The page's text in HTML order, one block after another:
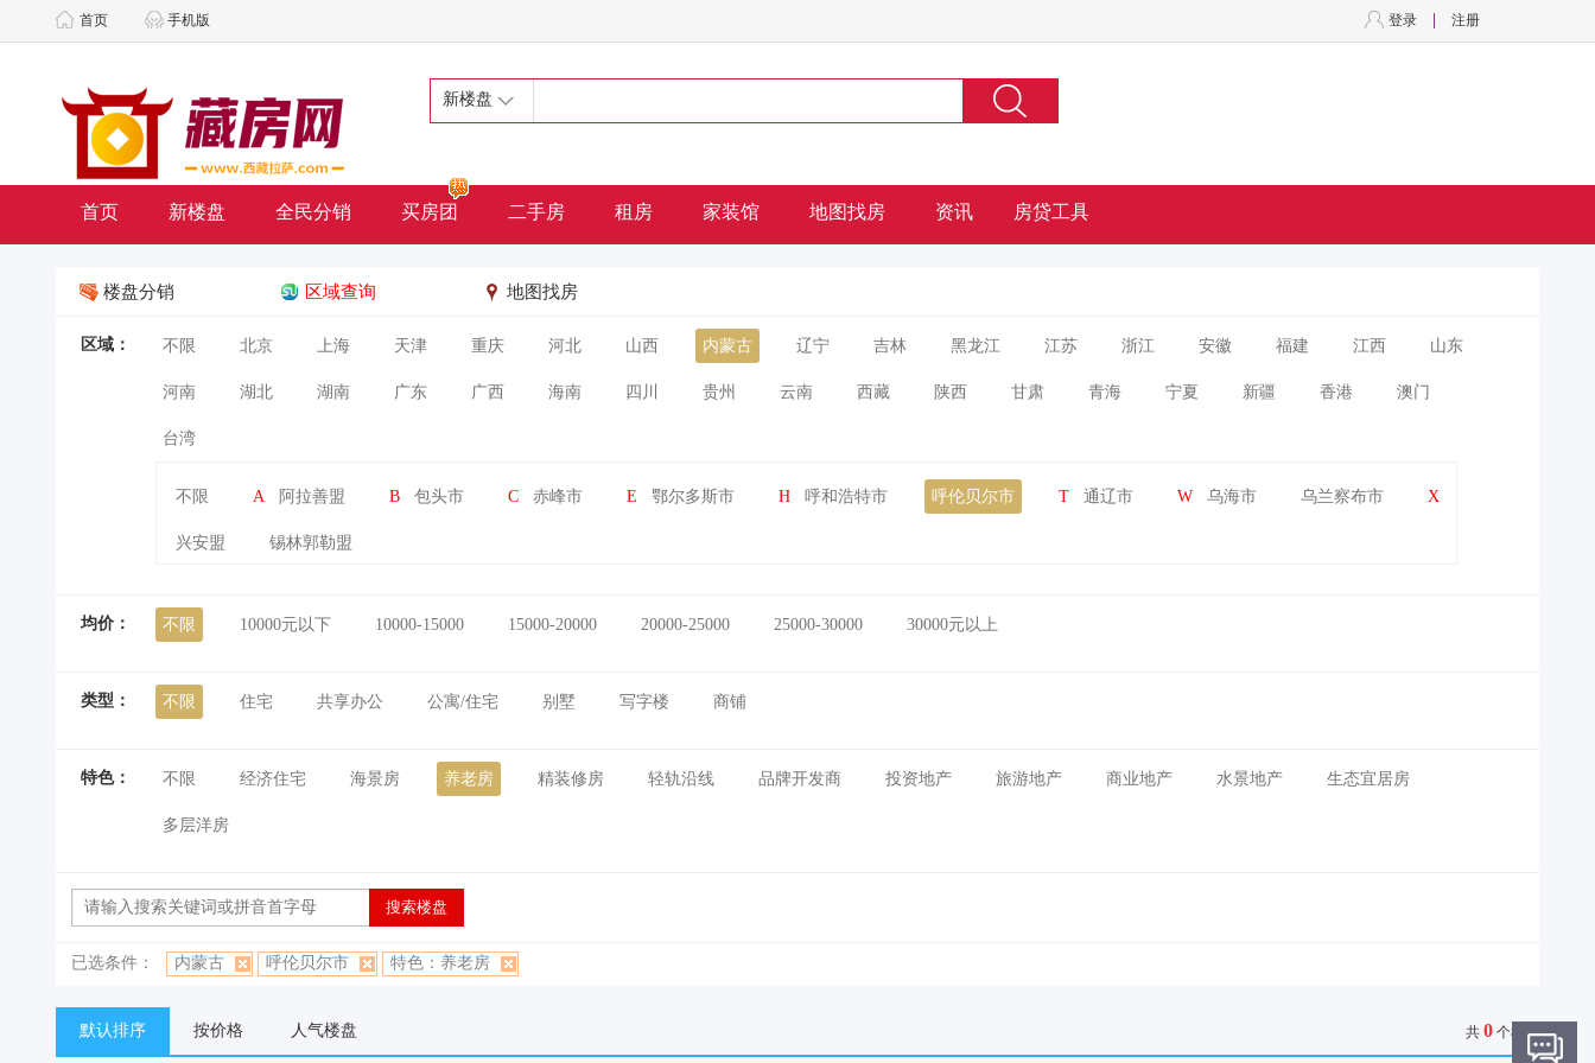
首页 手机版 注册
登录
新楼盘
首页 新楼盘 全民分销 买房团 二手房 租房 家装馆 地图找房 资讯 房贷工具
楼盘分销 区域查询 地图找房
区域： 不限 北京 上海 天津 重庆 河北 山西 内蒙古 辽宁 吉林 黑龙江 江苏 浙江 安徽 福建 江西 山东
河南 湖北 湖南 广东 广西 海南 四川 贵州 云南 西藏 陕西 甘肃 青海 宁夏 新疆 香港 澳门
台湾
不限 A 阿拉善盟 B 包头市 C 赤峰市 E 鄂尔多斯市 H 呼和浩特市 呼伦贝尔市 T 通辽市 W 乌海市 乌兰察布市 X
兴安盟 锡林郭勒盟
均价： 不限 10000元以下 10000-15000 15000-20000 20000-25000 25000-30000 30000元以上
类型： 不限 住宅 共享办公 公寓/住宅 别墅 写字楼 商铺
特色： 不限 经济住宅 海景房 养老房 精装修房 轻轨沿线 品牌开发商 投资地产 旅游地产 商业地产 水景地产 生态宜居房
多层洋房
已选条件： 内蒙古 呼伦贝尔市 特色：养老房
默认排序 按价格 人气楼盘 共 0 个楼盘